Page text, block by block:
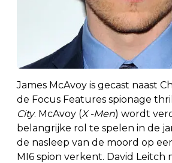
James McAvoy is gecast naast
de Focus Features spionage
City. McAvoy (X -Men) wordt
belangrijke rol te spelen in de
de nasleep van de moord op
MI6 spion verkent. David Leitch